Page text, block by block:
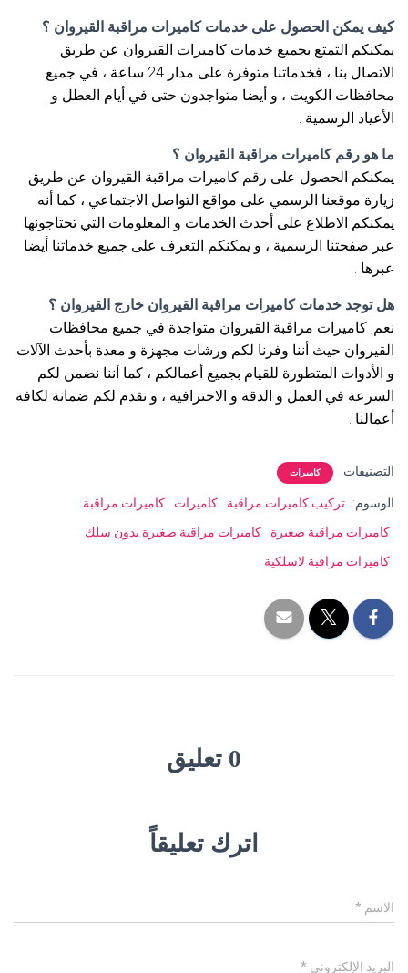
كيف يمكن الحصول على خدمات كاميرات مراقبة القيروان ؟
يمكنكم التمتع بجميع خدمات كاميرات القيروان عن طريق
الاتصال بنا ، فخدماتنا متوفرة على مدار 24 ساعة ، في جميع
محافظات الكويت ، و أيضا متواجدون حتى في أيام العطل و
الأعياد الرسمية .
ما هو رقم كاميرات مراقبة القيروان ؟
يمكنكم الحصول على رقم كاميرات مراقبة القيروان عن طريق
زيارة موقعنا الرسمي على مواقع التواصل الاجتماعي ، كما أنه
يمكنكم الاطلاع على أحدث الخدمات و المعلومات التي تحتاجونها
عبر صفحتنا الرسمية ، و يمكنكم التعرف على جميع خدماتنا أيضا
عبرها .
هل توجد خدمات كاميرات مراقبة القيروان خارج القيروان ؟
نعم, كاميرات مراقبة القيروان متواجدة في جميع محافظات
القيروان حيث أننا وفرنا لكم ورشات مجهزة و معدة بأحدث الآلات
و الأدوات المتطورة للقيام بجميع أعمالكم ، كما أننا نضمن لكم
السرعة في العمل و الدقة و الاحترافية ، و نقدم لكم ضمانة لكافة
أعمالنا .
التصنيفات: كاميرات
الوسوم: تركيب كاميرات مراقبة كاميرات
كاميرات مراقبة
كاميرات مراقبة صغيرة
كاميرات مراقبة صغيرة بدون سلك
كاميرات مراقبة لاسلكية
0 تعليق
اترك تعليقاً
الاسم *
البريد الإلكتروني *